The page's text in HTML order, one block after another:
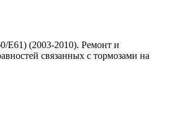
E61) (2003-2010). Ремонт и
связанных с тормозами на